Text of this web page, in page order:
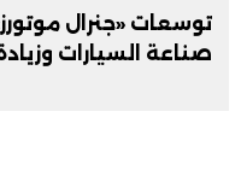
توسعات «جنرال
صناعة السيارات